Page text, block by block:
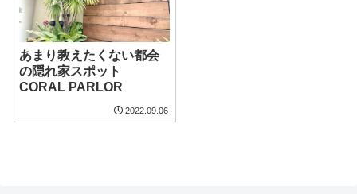
あまり教えたくない都会
の隠れ家スポット
CORAL PARLOR
2022.09.06